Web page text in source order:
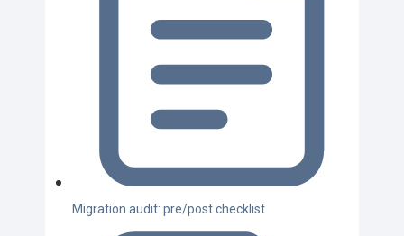
Migration audit: pre/post checklist